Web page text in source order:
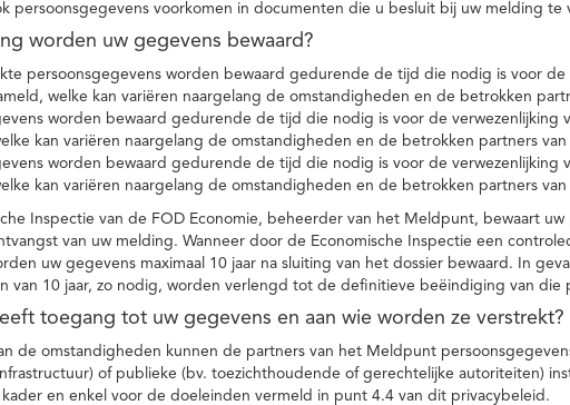
persoonsgegevens voorkomen in documenten die u besluit bij uw melding te
worden uw gegevens bewaard?
persoonsgegevens worden bewaard gedurende de tijd die nodig is voor de
welke kan variëren naargelang de omstandigheden en de betrokken
worden bewaard gedurende de tijd die nodig is voor de verwezenlijking
kan variëren naargelang de omstandigheden en de betrokken partners
worden bewaard gedurende de tijd die nodig is voor de verwezenlijking
kan variëren naargelang de omstandigheden en de betrokken partners
Inspectie van de FOD Economie, beheerder van het Meldpunt, bewaart uw
van uw melding. Wanneer door de Economische Inspectie een
uw gegevens maximaal 10 jaar na sluiting van het dossier bewaard. In
van 10 jaar, zo nodig, worden verlengd tot de definitieve beëindiging van die
toegang tot uw gegevens en aan wie worden ze verstrekt?
de omstandigheden kunnen de partners van het Meldpunt
of publieke (bv. toezichthoudende of gerechtelijke autoriteiten)
en enkel voor de doeleinden vermeld in punt 4.4 van dit privacybeleid.